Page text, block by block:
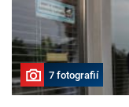
7 fotografií